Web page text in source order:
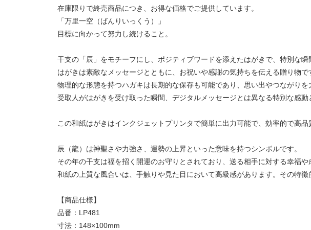
在庫限りで終売商品につき、お得な価格でご提供しています。
「万里一空（ばんりいっくう）」
目標に向かって努力し続けること。
干支の「辰」をモチーフにし、ポジティブワードを添えたはがきで、特別な瞬
はがきは素敵なメッセージとともに、お祝いや感謝の気持ちを伝える贈り物で
物理的な形態を持つハガキは長期的な保存も可能であり、思い出やつながりを
受取人がはがきを受け取った瞬間、デジタルメッセージとは異なる特別な感動
この和紙はがきはインクジェットプリンタで簡単に出力可能で、効率的で高
辰（龍）は神聖さや力強さ、運勢の上昇といった意味を持つシンボルです。
その年の干支は福を招く開運のお守りとされており、送る相手に対する幸福
和紙の上質な風合いは、手触りや見た目において高級感があります。その特徴
【商品仕様】
品番：LP481
寸法：148×100mm